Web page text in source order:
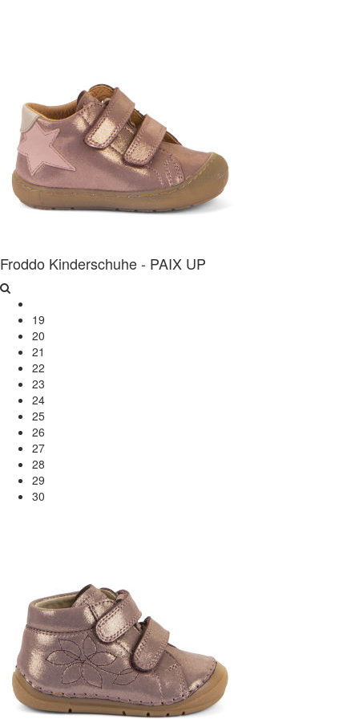
Froddo Kinderschuhe - PAIX UP
19
20
21
22
23
24
25
26
27
28
29
30